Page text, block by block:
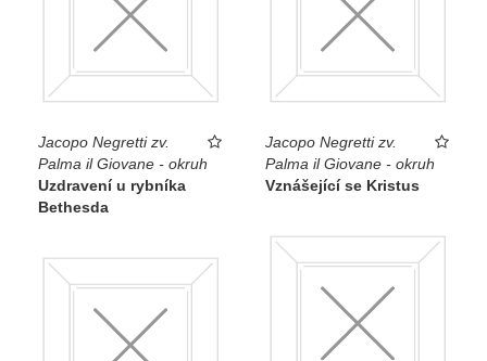
Jacopo Negretti zv.
Palma il Giovane - okruh
Uzdravení u rybníka
Bethesda
Jacopo Negretti zv.
Palma il Giovane - okruh
Vznášející se Kristus